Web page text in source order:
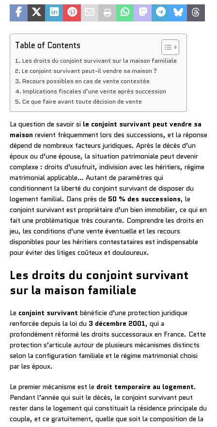
Table of Contents
Les droits du conjoint survivant sur la maison familiale
Le conjoint survivant peut-il vendre sa maison ?
Recours possibles en cas de vente contestée
Implications fiscales d’une vente après succession
Ce que faire avant toute décision de vente
La question de savoir si le conjoint survivant peut vendre sa
maison revient fréquemment lors des successions, et la réponse
dépend de nombreux facteurs juridiques. Après le décès d’un
époux ou d’une épouse, la situation patrimoniale peut devenir
complexe : droits d’usufruit, indivision avec les héritiers, régime
matrimonial applicable… Autant de paramètres qui
conditionnent la liberté du conjoint survivant de disposer du
logement familial. Dans près de 50 % des successions, le
conjoint survivant est propriétaire d’un bien immobilier, ce qui en
fait une problématique très courante. Comprendre les droits en
jeu, les conditions d’une vente éventuelle et les recours
disponibles pour les héritiers contestataires est indispensable
pour éviter des litiges coûteux et douloureux.
Les droits du conjoint survivant
sur la maison familiale
Le conjoint survivant bénéficie d’une protection juridique
renforcée depuis la loi du 3 décembre 2001, qui a
profondément réformé les droits successoraux en France. Cette
protection s’articule autour de plusieurs mécanismes distincts
selon la configuration familiale et le régime matrimonial choisi
par les époux.
Le premier mécanisme est le droit temporaire au logement.
Pendant l’année qui suit le décès, le conjoint survivant peut
rester dans le logement qui constituait la résidence principale du
couple, et ce gratuitement, quelle que soit la composition de la